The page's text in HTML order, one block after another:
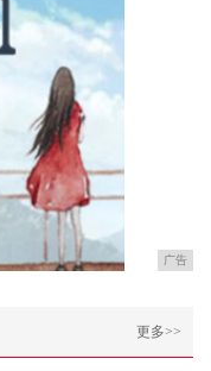
广告
更多>>